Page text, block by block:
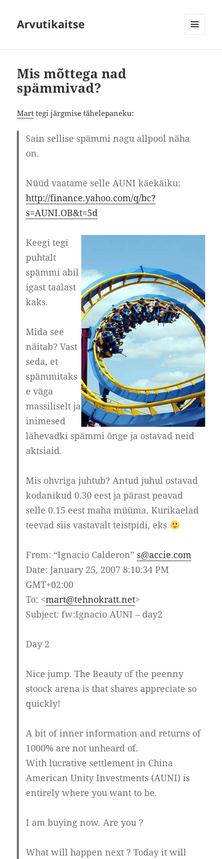
Arvutikaitse
Mis mõttega nad
spämmivad?
Mart tegi järgmise tähelepaneku:
Sain sellise spämmi nagu allpool näha
on.
Nüüd vaatame selle AUNI käekäiku:
http://finance.yahoo.com/q/bc?
s=AUNI.OB&t=5d
Keegi tegi
puhtalt
spämmi abil
igast taalast
kaks.
Mida see
näitab? Vast
seda, et
spämmitaks
e väga
massiliselt ja
inimesed
lähevadki spämmi õnge ja ostavad neid
aktsiaid.
Mis ohvriga juhtub? Antud juhul ostavad
kodanikud 0.30 eest ja pärast peavad
selle 0.15 eest maha müüma. Kurikaelad
teevad siis vastavalt teistpidi, eks
From: “Ignacio Calderon” s@accie.com
Date:January 25, 2007 8:10:34 PM
GMT+02:00
To: <mart@tehnokratt.net>
Subject: fw:Ignacio AUNI – day2
Day 2
Nice jump. The Beauty of the peenny
stoock arena is that shares appreciate so
quickly!
A bit of inner information and returns of
1000% are not unheard of.
With lucrative settlement in China
American Unity Investments (AUNI) is
entirely where you want to be.
I am buying now. Are you ?
What will happen next ? Today it will